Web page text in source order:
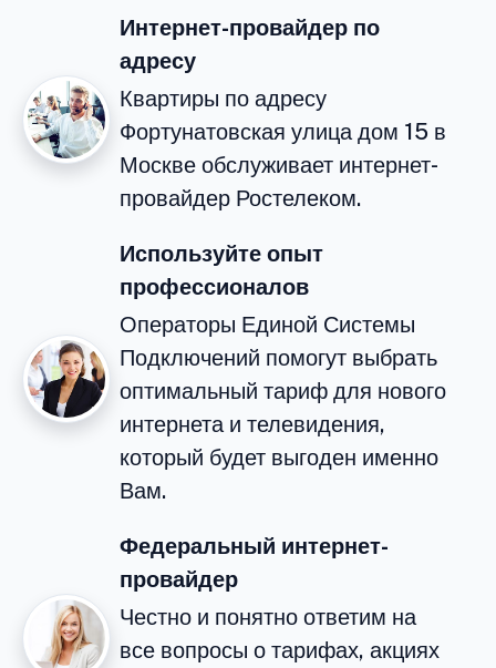
Интернет-провайдер по
адресу
Квартиры по адресу
Фортунатовская улица дом 15 в
Москве обслуживает интернет-
провайдер Ростелеком.
Используйте опыт
профессионалов
Операторы Единой Системы
Подключений помогут выбрать
оптимальный тариф для нового
интернета и телевидения,
который будет выгоден именно
Вам.
Федеральный интернет-
провайдер
Честно и понятно ответим на
все вопросы о тарифах, акциях